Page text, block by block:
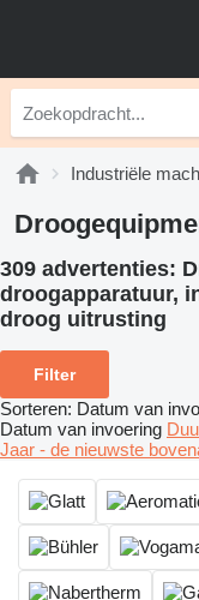
Industriële
309 advertenties:
droogapparatuur,
droog uitrusting
Filter
Sorteren: Datum van
Datum van invoering
Jaar - de nieuwste